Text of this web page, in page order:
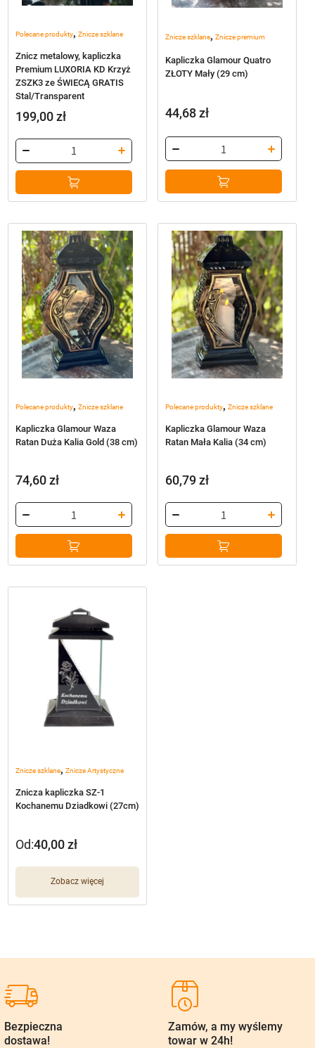
Polecane produkty, Znicze szklane
Znicz metalowy, kapliczka
Premium LUXORIA KD Krzyż
ZSZK3 ze ŚWIECĄ GRATIS
Stal/Transparent
199,00zł
Znicze szklane, Znicze premium
Kapliczka Glamour Quatro
ZŁOTY Mały (29 cm)
44,68zł
Polecane produkty, Znicze szklane
Kapliczka Glamour Waza
Ratan Duża Kalia Gold (38 cm)
74,60zł
Polecane produkty, Znicze szklane
Kapliczka Glamour Waza
Ratan Mała Kalia (34 cm)
60,79zł
Znicze szklane, Znicze Artystyczne
Znicza kapliczka SZ-1
Kochanemu Dziadkowi (27cm)
Zobacz więcej
Od:40,00zł
Bezpieczna
dostawa!
Zamów, a my wyślemy
towar w 24h!